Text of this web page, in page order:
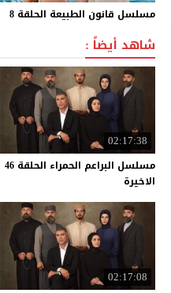
مسلسل قانون الطبيعة الحلقة 8
شاهد أيضاً :
02:17:38
مسلسل البراعم الحمراء الحلقة 46
الاخيرة
02:17:08